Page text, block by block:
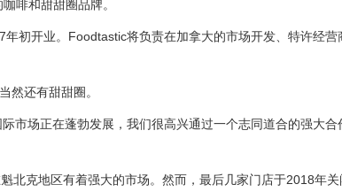
啡和甜甜圈品牌。
初开业。Foodtastic将负责在加拿大的市场开发、特许经营
然还有甜甜圈。
市场正在蓬勃发展，我们很高兴通过一个志同道合的强大合
克地区有着强大的市场。然而，最后几家门店于2018年关